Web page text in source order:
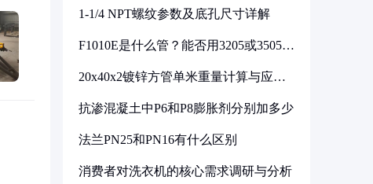
1-1/4 NPT螺纹参数及底孔尺寸详解
F1010E是什么管？能否用3205或3505代
20x40x2镀锌方管单米重量计算与应用
抗渗混凝土中P6和P8膨胀剂分别加多少
法兰PN25和PN16有什么区别
消费者对洗衣机的核心需求调研与分析